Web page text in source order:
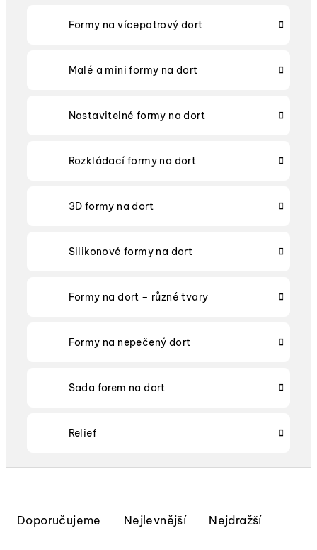
Formy na vícepatrový dort
Malé a mini formy na dort
Nastavitelné formy na dort
Rozkládací formy na dort
3D formy na dort
Silikonové formy na dort
Formy na dort – různé tvary
Formy na nepečený dort
Sada forem na dort
Relief
Doporučujeme Nejlevnější Nejdražší